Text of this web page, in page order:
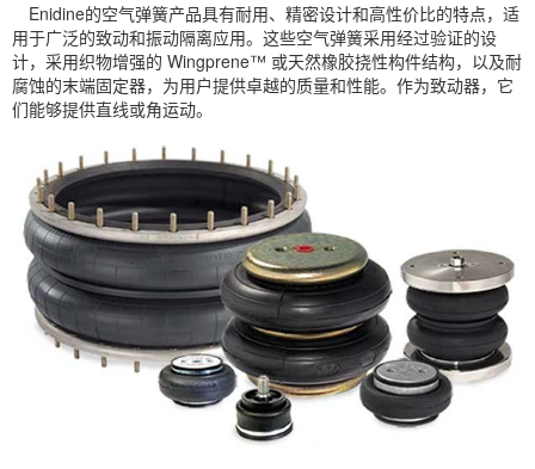
Enidine的空气弹簧产品具有耐用、精密设计和高性价比的特点，适
用于广泛的致动和振动隔离应用。这些空气弹簧采用经过验证的设
计，采用织物增强的 Wingprene™ 或天然橡胶挠性构件结构，以及耐
腐蚀的末端固定器，为用户提供卓越的质量和性能。作为致动器，它
们能够提供直线或角运动。